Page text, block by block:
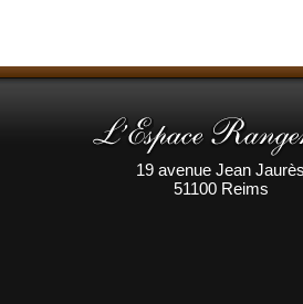
19 avenue Jean Jaurès
51100 Reims